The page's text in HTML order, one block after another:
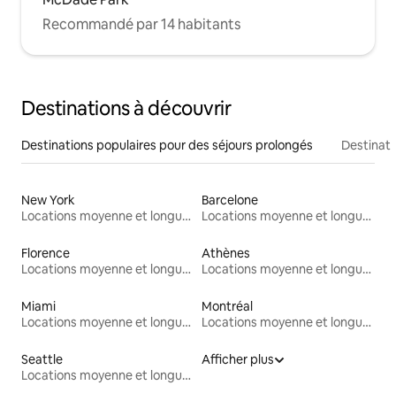
Recommandé par 14 habitants
Destinations à découvrir
Destinations populaires pour des séjours prolongés
New York
Locations moyenne et longue durée
Barcelone
Locations moyenne et longue durée
Florence
Locations moyenne et longue durée
Athènes
Locations moyenne et longue durée
Miami
Locations moyenne et longue durée
Montréal
Locations moyenne et longue durée
Seattle
Locations moyenne et longue durée
Afficher plus